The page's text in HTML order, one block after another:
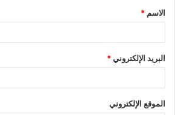
*
الاسم *
البريد الإلكتروني*
الموقع الإلكتروني